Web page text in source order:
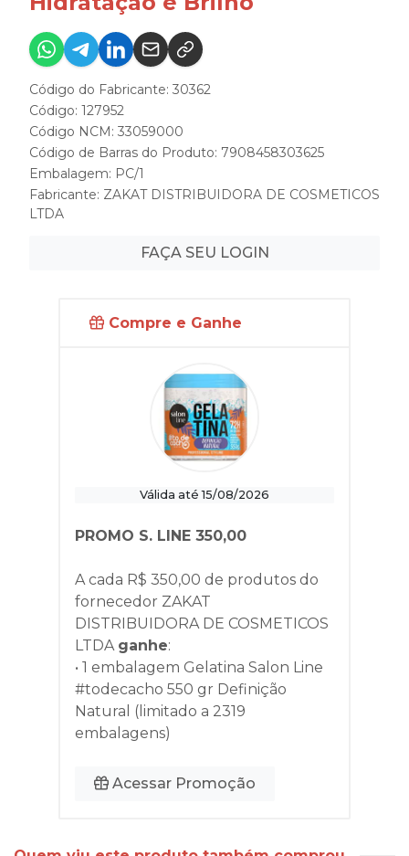
Código do Fabricante: 30362
Código: 127952
Código NCM: 33059000
Código de Barras do Produto: 7908458303625
Embalagem: PC/1
Fabricante: ZAKAT DISTRIBUIDORA DE COSMETICOS
LTDA
FAÇA SEU LOGIN
Compre e Ganhe
Válida até 15/08/2026
PROMO S. LINE 350,00
A cada R$ 350,00 de produtos do
fornecedor ZAKAT
DISTRIBUIDORA DE COSMETICOS
LTDA ganhe:
• 1 embalagem Gelatina Salon Line
#todecacho 550 gr Definição
Natural (limitado a 2319
embalagens)
Acessar Promoção